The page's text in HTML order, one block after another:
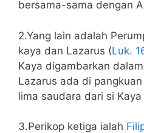
bersama-sama dengan
2.Yang lain adalah
kaya dan Lazarus (Luk.
Kaya digambarkan
Lazarus ada di
lima saudara dari si
3.Perikop ketiga ialah